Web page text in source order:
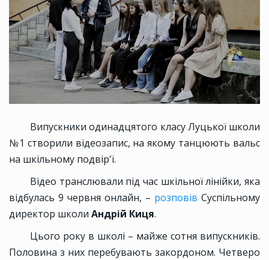
Випускники одинадцятого класу Луцької школи
№1 створили відеозапис, на якому танцюють вальс
на шкільному подвір'ї.
Відео транслювали під час шкільної лінійки, яка
відбулась 9 червня онлайн, – розповів Суспільному
директор школи Андрій Киця.
Цього року в школі – майже сотня випускників.
Половина з них перебувають закордоном. Четверо